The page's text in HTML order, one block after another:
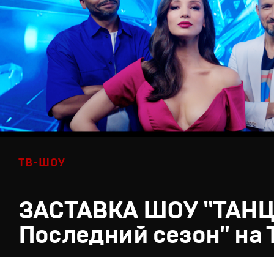
ТВ-ШОУ
ЗАСТАВКА ШОУ
Последний сезон" на